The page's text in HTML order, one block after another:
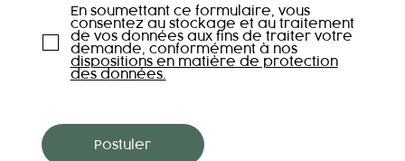
En soumettant ce formulaire, vous
consentez au stockage et au traitement
de vos données aux fins de traiter votre
demande, conformément à nos
dispositions en matière de protection
des données.
Postuler